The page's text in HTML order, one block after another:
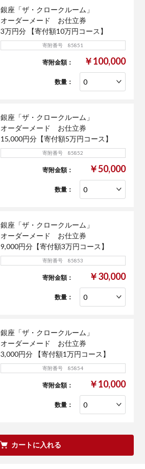
銀座「ザ・クロークルーム」
オーダーメード お仕立券
3万円分 【寄付額10万円コース】
寄附番号 85851
寄附金額： ￥100,000
数量：
銀座「ザ・クロークルーム」
オーダーメード お仕立券
15,000円分【寄付額5万円コース】
寄附番号 85852
寄附金額： ￥50,000
数量：
銀座「ザ・クロークルーム」
オーダーメード お仕立券
9,000円分【寄付額3万円コース】
寄附番号 85853
寄附金額： ￥30,000
数量：
銀座「ザ・クロークルーム」
オーダーメード お仕立券
3,000円分 【寄付額1万円コース】
寄附番号 85854
寄附金額： ￥10,000
数量：
カートに入れる